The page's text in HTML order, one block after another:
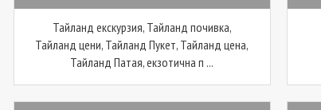
Тайланд екскурзия, Тайланд почивка,
Тайланд цени, Тайланд Пукет, Тайланд цена,
Тайланд Патая, екзотична п ...